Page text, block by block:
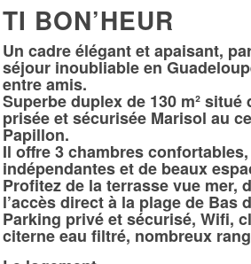
TI BON’HEUR
Un cadre élégant et apaisant,
séjour inoubliable en
entre amis.
Superbe duplex de 130 m²
prisée et sécurisée Marisol au
Papillon.
Il offre 3 chambres
indépendantes et de beaux
Profitez de la terrasse vue mer,
l’accès direct à la plage de Bas
Parking privé et sécurisé, Wifi,
citerne eau filtré, nombreux